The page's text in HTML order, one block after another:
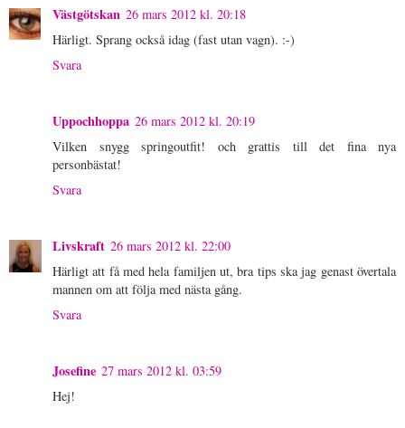
Västgötskan 26 mars 2012 kl. 20:18
Härligt. Sprang också idag (fast utan vagn). :-)
Svara
Uppochhoppa 26 mars 2012 kl. 20:19
Vilken snygg springoutfit! och grattis till det fina nya
personbästat!
Svara
Livskraft 26 mars 2012 kl. 22:00
Härligt att få med hela familjen ut, bra tips ska jag genast övertala
mannen om att följa med nästa gång.
Svara
Josefine 27 mars 2012 kl. 03:59
Hej!